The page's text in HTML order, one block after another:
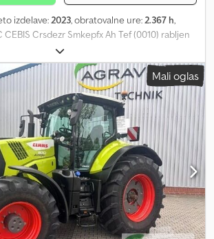
izdelave: 2023, obratovalne ure: 2.367 h,
CEBIS Crsdezr Smkepfx Ah Tef (0010) rabljen
870 Cematic CEBIS (0100) dodatna kolesa
Mali oglas